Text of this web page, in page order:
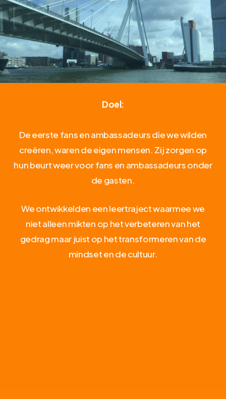
Doel:
Deeerste fansenambassadeursdiewewilden
creëren,warendeeigenmensen. Zijzorgen op
hunbeurtweervoorfans en ambassadeursonder
de gasten.
Weontwikkelden eenleertrajectwaarmeewe
nietalleenmikten op hetverbeterenvanhet
gedragmaar juist op hettransformerenvande
mindsetendecultuur.